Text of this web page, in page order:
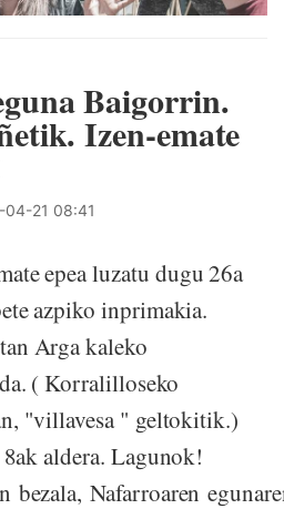
Baigorrin.
Izen-emate
04-21 08:41
epea luzatu dugu 26a
azpiko inprimakia.
Arga kaleko
( Korralilloseko
"villavesa " geltokitik.)
aldera. Lagunok!
bezala, Nafarroaren